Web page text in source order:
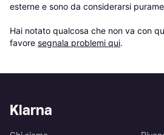
esterne e sono da considerarsi
Hai notato qualcosa che non va con
favore segnala problemi qui.
Klarna